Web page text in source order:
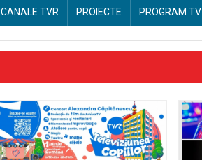
CANALE TVR PROIECTE PROGRAM TV